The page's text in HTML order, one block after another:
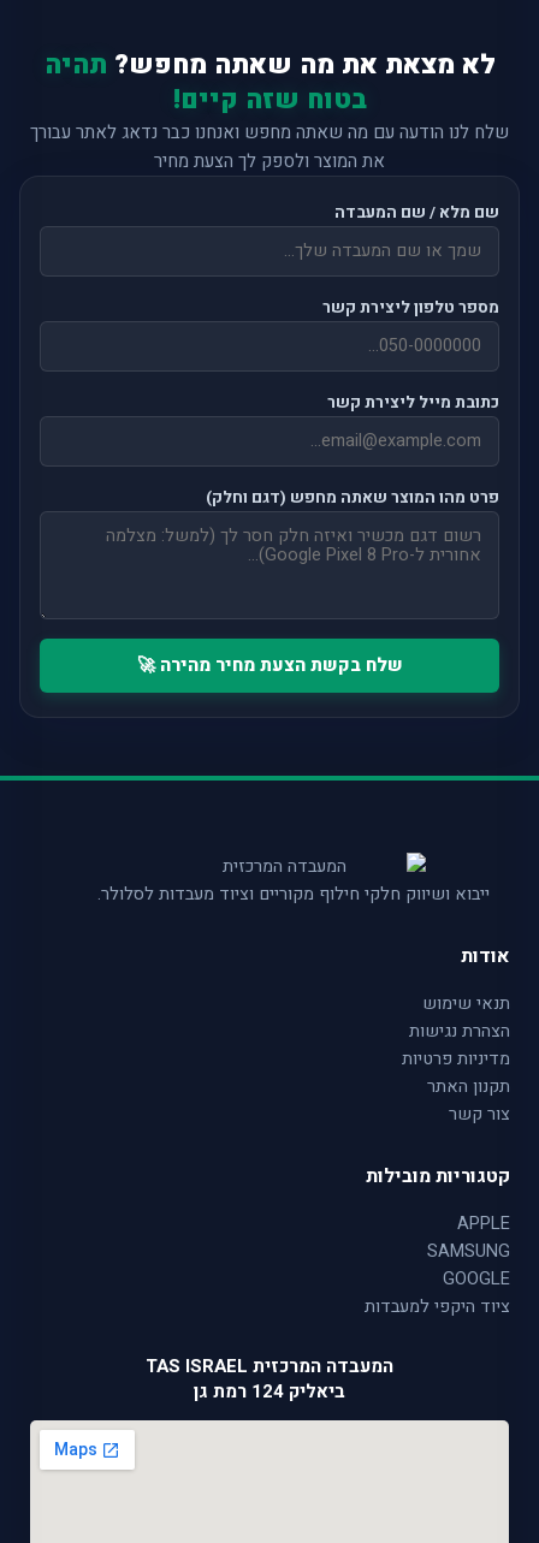
לא מצאת את מה שאתה מחפש? תהיה
בטוח שזה קיים!
שלח לנו הודעה עם מה שאתה מחפש ואנחנו כבר נדאג לאתר עבורך
את המוצר ולספק לך הצעת מחיר
שם מלא / שם המעבדה
מספר טלפון ליצירת קשר
כתובת מייל ליצירת קשר
פרט מהו המוצר שאתה מחפש (דגם וחלק)
שלח בקשת הצעת מחיר מהירה 🚀
ייבוא ושיווק חלקי חילוף מקוריים וציוד מעבדות לסלולר.
אודות
תנאי שימוש
הצהרת נגישות
מדיניות פרטיות
תקנון האתר
צור קשר
קטגוריות מובילות
APPLE
SAMSUNG
GOOGLE
ציוד היקפי למעבדות
המעבדה המרכזית TAS ISRAEL
ביאליק 124 רמת גן